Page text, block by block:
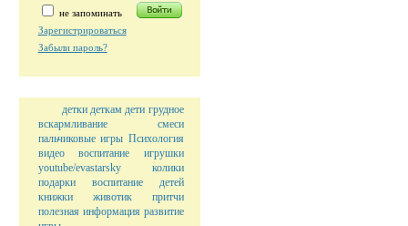
не запоминать
Зарегистрироваться
Забыли пароль?
детки деткам дети грудное
вскармливание
смеси
пальчиковые игры Психология
видео
воспитание
игрушки
youtube/evastarsky
колики
подарки
воспитание детей
книжки
животик
притчи
полезная информация развитие